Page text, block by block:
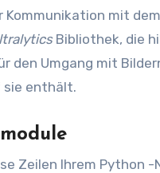
Kommunikation mit dem
Bibliothek, die
den Umgang mit
sie enthält.
Zeilen Ihrem Python -